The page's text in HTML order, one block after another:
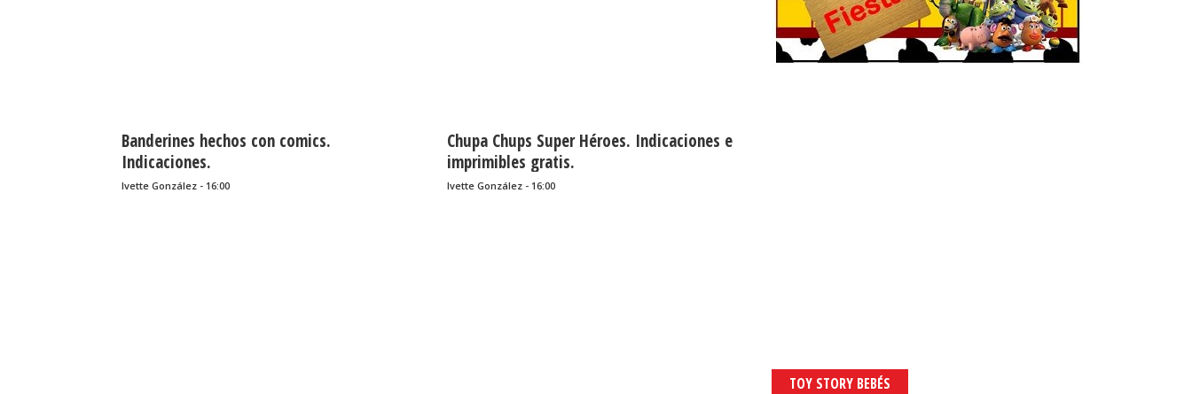
Banderines hechos con comics.
Indicaciones.
Ivette González - 16:00
Chupa Chups Super Héroes. Indicaciones e
imprimibles gratis.
Ivette González - 16:00
TOY STORY BEBÉS